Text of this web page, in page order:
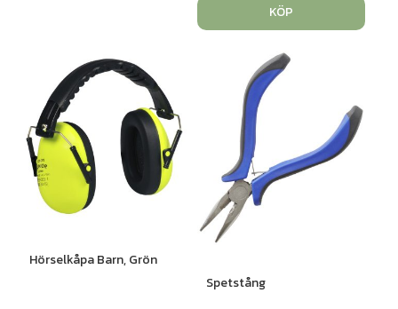
KÖP
Hörselkåpa Barn, Grön
Spetstång